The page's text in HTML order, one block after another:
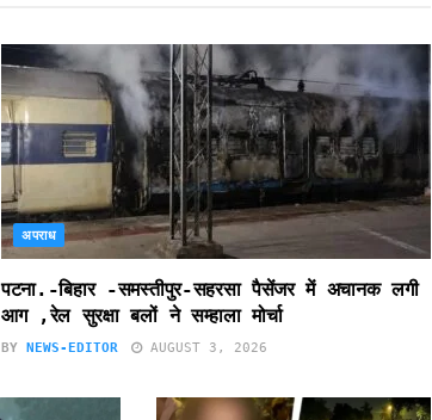
अपराध
पटना.-बिहार -समस्तीपुर-सहरसा पैसेंजर में अचानक लगी
आग ,रेल सुरक्षा बलों ने सम्हाला मोर्चा
BY NEWS-EDITOR AUGUST 3, 2026